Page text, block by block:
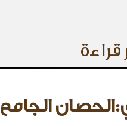
قراءة
الجامح